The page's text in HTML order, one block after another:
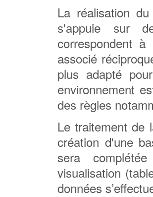
La réalisation
s'appuie sur
correspondent
associé
plus adapté
environnement
des règles
Le traitement de
création d'une
sera
visualisation
données